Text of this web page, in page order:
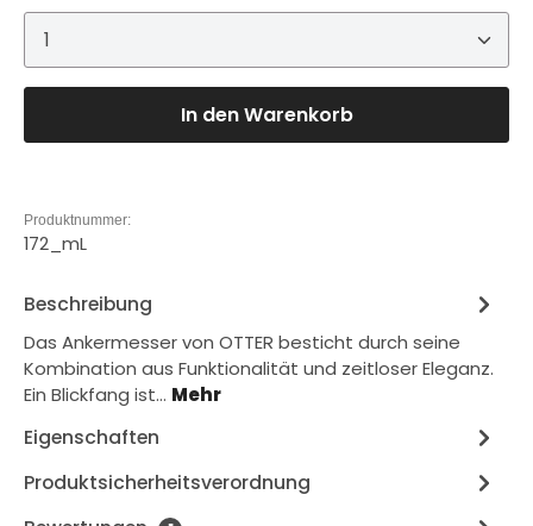
Produkt Anzahl: Gib den gewünschten Wert
In den Warenkorb
Produktnummer:
172_mL
Beschreibung
Das Ankermesser von OTTER besticht durch seine
Kombination aus Funktionalität und zeitloser Eleganz.
Ein Blickfang ist… Mehr
Eigenschaften
Produktsicherheitsverordnung